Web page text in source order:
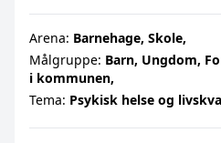
Arena: Barnehage, Skole,
Målgruppe: Barn, Ungdom,
i kommunen,
Tema: Psykisk helse og